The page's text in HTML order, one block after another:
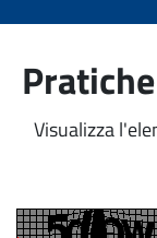
Visualizza